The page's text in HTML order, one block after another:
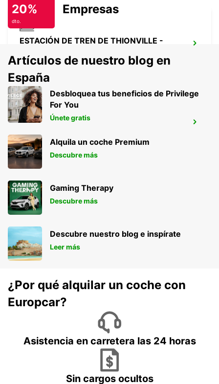
ESTACIÓN DE TREN DE THIONVILLE -
THIONVILLE - FRANCE
EUSKIRCHEN
EUSKIRCHEN - GERMANY
20%
dto.
Empresas
Artículos de nuestro blog en
España
Desbloquea tus beneficios de Privilege
For You
Únete gratis
Alquila un coche Premium
Descubre más
Gaming Therapy
Descubre más
Descubre nuestro blog e inspírate
Leer más
¿Por qué alquilar un coche con
Europcar?
Asistencia en carretera las 24 horas
Sin cargos ocultos